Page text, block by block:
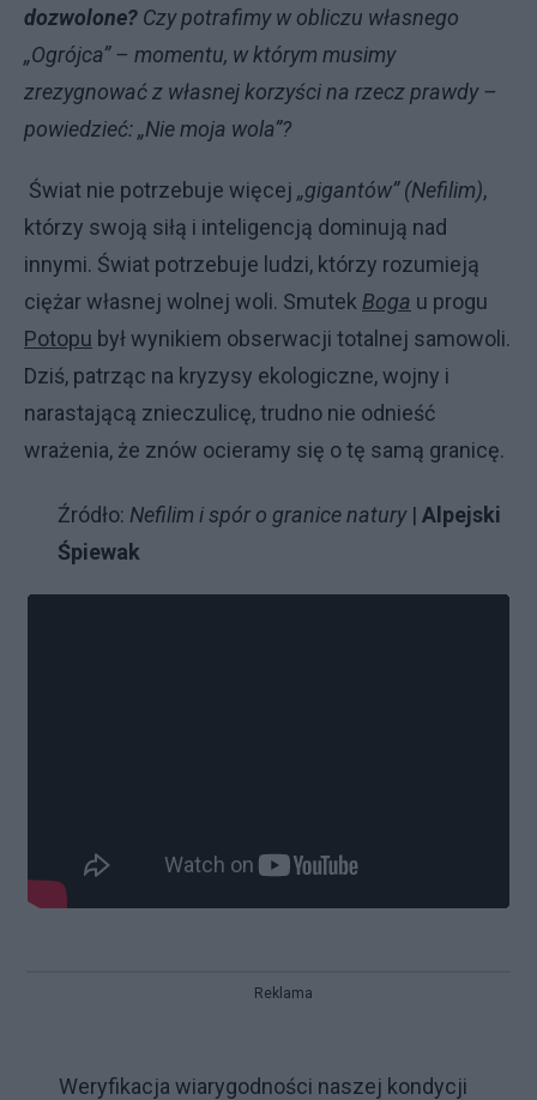
dozwolone? Czy potrafimy w obliczu własnego
„Ogrójca” – momentu, w którym musimy
zrezygnować z własnej korzyści na rzecz prawdy –
powiedzieć: „Nie moja wola”?
Świat nie potrzebuje więcej „gigantów” (Nefilim),
którzy swoją siłą i inteligencją dominują nad
innymi. Świat potrzebuje ludzi, którzy rozumieją
ciężar własnej wolnej woli. Smutek Boga u progu
Potopu był wynikiem obserwacji totalnej samowoli.
Dziś, patrząc na kryzysy ekologiczne, wojny i
narastającą znieczulicę, trudno nie odnieść
wrażenia, że znów ocieramy się o tę samą granicę.
Źródło: Nefilim i spór o granice natury| Alpejski
Śpiewak
Reklama
Weryfikacja wiarygodności naszej kondycji